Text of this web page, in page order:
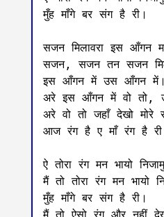
मुँह माँगे बर संग है री।
सजन मिलावरा इस आँगन
सजन, सजन तन सजन
इस आँगन में उस आँगन में।
अरे इस आँगन में वो तो,
अरे वो तो जहाँ देखो मोरे
आज रंग है ए माँ रंग है
ऐ तोरा रंग मन भायो
मैं तो तोरा रंग मन भायो
मुँह माँगे बर संग है री।